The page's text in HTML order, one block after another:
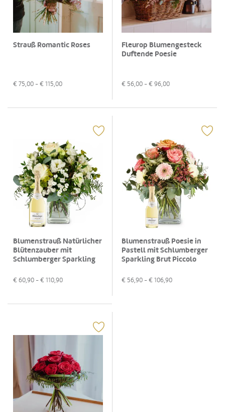
Strauß Romantic Roses
€ 75,00 - € 115,00
Fleurop Blumengesteck
Duftende Poesie
€ 56,00 - € 96,00
Blumenstrauß Natürlicher
Blütenzauber mit
Schlumberger Sparkling
€ 60,90 - € 110,90
Blumenstrauß Poesie in
Pastell mit Schlumberger
Sparkling Brut Piccolo
€ 56,90 - € 106,90